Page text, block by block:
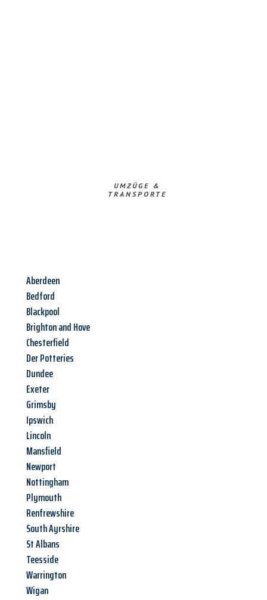
UMZÜGE &
TRANSPORTE
Aberdeen
Bedford
Blackpool
Brighton and Hove
Chesterfield
Der Potteries
Dundee
Exeter
Grimsby
Ipswich
Lincoln
Mansfield
Newport
Nottingham
Plymouth
Renfrewshire
South Ayrshire
St Albans
Teesside
Warrington
Wigan